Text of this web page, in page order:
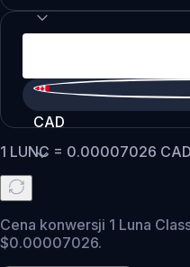
CAD
1 LUNC = 0.00007026 CAD
Cena konwersji 1 Luna
$0.00007026.